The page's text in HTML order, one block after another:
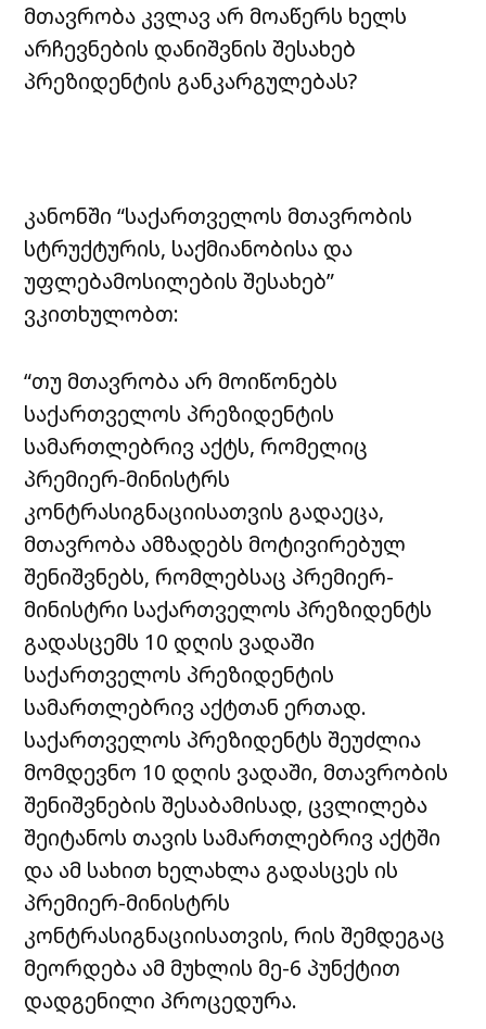
მთავრობა კვლავ არ მოაწერს ხელს
არჩევნების დანიშვნის შესახებ
პრეზიდენტის განკარგულებას?
კანონში “საქართველოს მთავრობის
სტრუქტურის, საქმიანობისა და
უფლებამოსილების შესახებ”
ვკითხულობთ:
“თუ მთავრობა არ მოიწონებს
საქართველოს პრეზიდენტის
სამართლებრივ აქტს, რომელიც
პრემიერ-მინისტრს
კონტრასიგნაციისათვის გადაეცა,
მთავრობა ამზადებს მოტივირებულ
შენიშვნებს, რომლებსაც პრემიერ-
მინისტრი საქართველოს პრეზიდენტს
გადასცემს 10 დღის ვადაში
საქართველოს პრეზიდენტის
სამართლებრივ აქტთან ერთად.
საქართველოს პრეზიდენტს შეუძლია
მომდევნო 10 დღის ვადაში, მთავრობის
შენიშვნების შესაბამისად, ცვლილება
შეიტანოს თავის სამართლებრივ აქტში
და ამ სახით ხელახლა გადასცეს ის
პრემიერ-მინისტრს
კონტრასიგნაციისათვის, რის შემდეგაც
მეორდება ამ მუხლის მე-6 პუნქტით
დადგენილი პროცედურა.